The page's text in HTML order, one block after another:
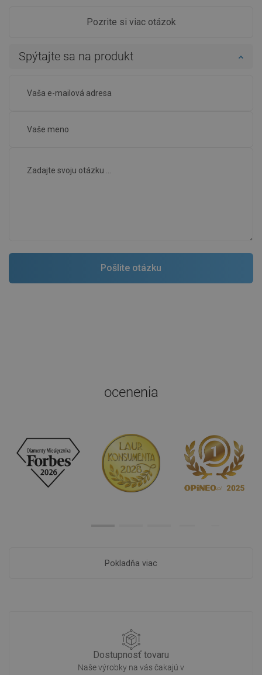
Pozrite si viac otázok
Spýtajte sa na produkt
ocenenia
Pokladňa viac
Dostupnosť tovaru
Naše výrobky na vás čakajú v